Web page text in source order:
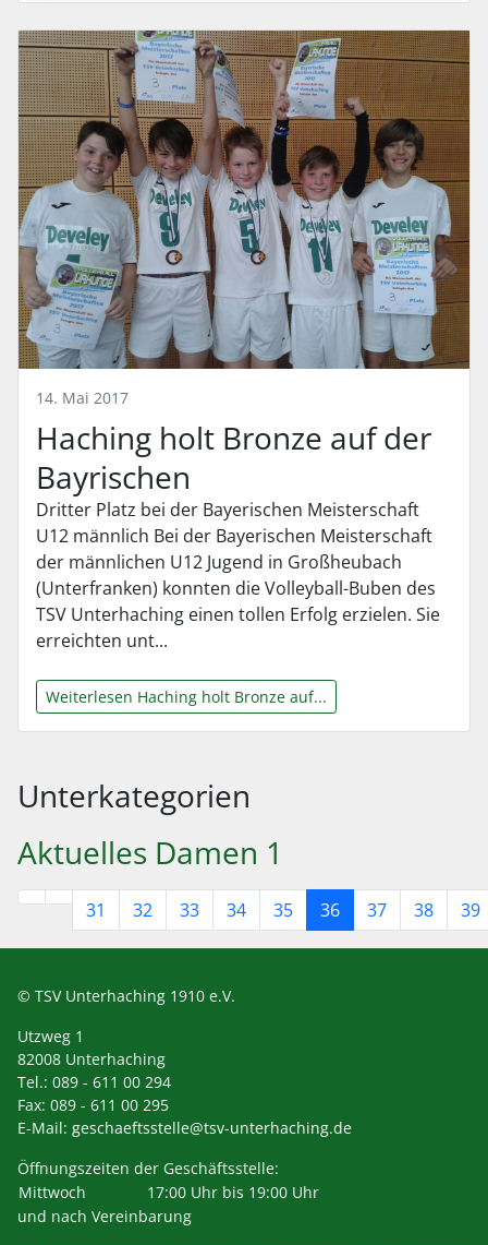
14. Mai 2017
Haching holt Bronze auf der
Bayrischen
Dritter Platz bei der Bayerischen Meisterschaft
U12 männlich Bei der Bayerischen Meisterschaft
der männlichen U12 Jugend in Großheubach
(Unterfranken) konnten die Volleyball-Buben des
TSV Unterhaching einen tollen Erfolg erzielen. Sie
erreichten unt...
Weiterlesen Haching holt Bronze auf...
Unterkategorien
Aktuelles Damen 1
31 32 33 34 35 36 37 38 39
© TSV Unterhaching 1910 e.V.
Utzweg 1
82008 Unterhaching
Tel.: 089 - 611 00 294
Fax: 089 - 611 00 295
E-Mail: geschaeftsstelle@tsv-unterhaching.de
Öffnungszeiten der Geschäftsstelle:
Mittwoch
17:00 Uhr bis 19:00 Uhr
und nach Vereinbarung